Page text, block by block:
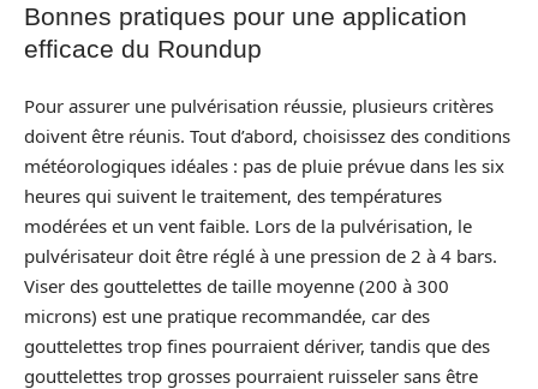
Bonnes pratiques pour une application
efficace du Roundup
Pour assurer une pulvérisation réussie, plusieurs critères
doivent être réunis. Tout d’abord, choisissez des conditions
météorologiques idéales : pas de pluie prévue dans les six
heures qui suivent le traitement, des températures
modérées et un vent faible. Lors de la pulvérisation, le
pulvérisateur doit être réglé à une pression de 2 à 4 bars.
Viser des gouttelettes de taille moyenne (200 à 300
microns) est une pratique recommandée, car des
gouttelettes trop fines pourraient dériver, tandis que des
gouttelettes trop grosses pourraient ruisseler sans être